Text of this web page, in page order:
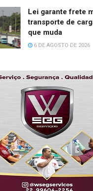
Lei garante frete
transporte de
que muda
6 DE AGOSTO DE 2026